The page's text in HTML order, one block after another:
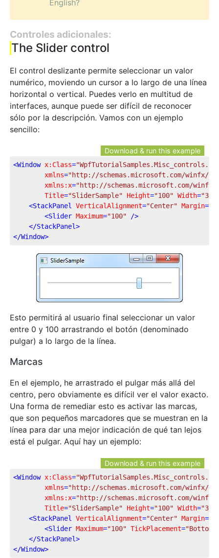
English?
Controles adicionales:
The Slider control
El control deslizante permite seleccionar un valor
numérico, moviendo un cursor a lo largo de una línea
horizontal o vertical. Puedes verlo en multitud de
interfaces, aunque puede ser difícil de reconocer
sólo por la descripción. Vamos con un ejemplo
sencillo:
Download & run this example
<Window x:Class=
xmlns="http://schemas.microsoft.com/winfx/
xmlns:x="http://schemas.microsoft.com/winfx/
Title="SliderSample" Height="100" Width=
<StackPanel VerticalAlignment="Center" Margin=
<Slider Maximum="100" />
</StackPanel>
</Window>
Esto permitirá al usuario final seleccionar un valor
entre 0 y 100 arrastrando el botón (denominado
pulgar) a lo largo de la línea.
Marcas
En el ejemplo, he arrastrado el pulgar más allá del
centro, pero obviamente es difícil ver el valor exacto.
Una forma de remediar esto es activar las marcas,
que son pequeños marcadores que se muestran en la
línea para dar una mejor indicación de qué tan lejos
está el pulgar. Aquí hay un ejemplo:
Download & run this example
<Window x:Class=
xmlns="http://schemas.microsoft.com/winfx/
xmlns:x="http://schemas.microsoft.com/winfx/
Title="SliderSample" Height="100" Width=
<StackPanel VerticalAlignment="Center" Margin=
<Slider Maximum="100" TickPlacement=
</StackPanel>
</Window>